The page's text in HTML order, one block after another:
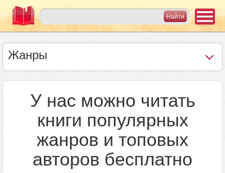
Жанры
У нас можно читать
книги популярных
жанров и топовых
авторов бесплатно